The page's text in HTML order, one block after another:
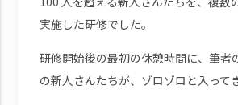
実施した研修でした。
研修開始後の最初の休憩時間に、筆者
の新人さんたちが、ゾロゾロと入って